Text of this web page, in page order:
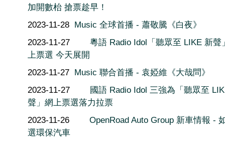
加開數枱 搶票趁早！
2023-11-28 Music 全球首播 - 蕭敬騰《白夜》
2023-11-27
粵語 Radio Idol「聽眾至 LIKE 新聲
上票選 今天展開
2023-11-27 Music 聯合首播 - 袁婭維《大哉問》
2023-11-27
國語 Radio Idol 三強為「聽眾至
聲」網上票選落力拉票
2023-11-26
OpenRoad Auto Group 新車情報 -
選環保汽車